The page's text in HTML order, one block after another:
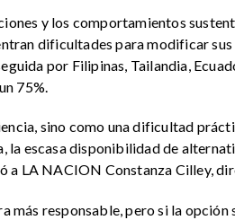
y los comportamientos
dificultades para modificar
por Filipinas, Tailandia,
75%.
sino como una dificultad
escasa disponibilidad de
a LA NACION Constanza Cilley,
más responsable, pero si la